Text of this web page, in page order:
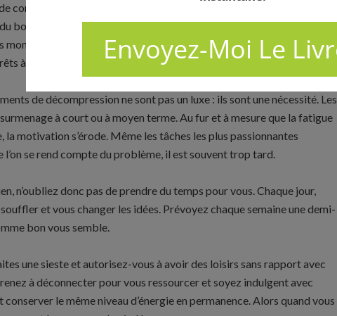
constater que notre rythme de vie trépident nous pousse à oublier
bon sens. Avec la culture de la productivité, la tentation d’en faire
moments de détente sont souvent perçus comme une perte de
à renoncer à une partie de leur temps de sommeil.
de décompression ne sont pas un luxe : ils sont une nécessité. Les
à court ou à moyen terme. Au fur et à mesure que la fatigue
la motivation s’érode. Même les tâches les plus passionnantes
se rend compte du problème, il est souvent trop tard.
n’oubliez donc pas de prendre du temps pour vous. Chaque jour,
et vous changer les idées. Prévoyez chaque semaine une demi-
bon vous semble.
une sieste et autorisez-vous à avoir des loisirs sans rapport avec
à déconnecter pour vous ressourcer et soyez indulgent avec
le même niveau d’énergie en permanence. Alors quand vous